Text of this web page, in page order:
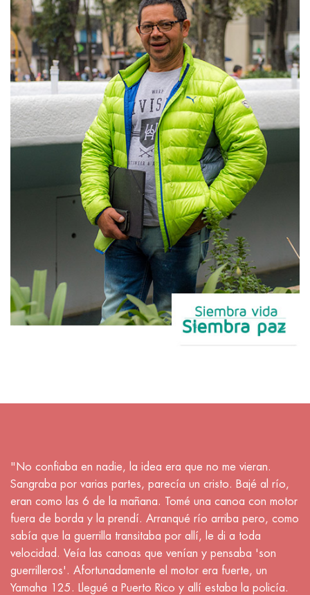
"No confiaba en nadie, la idea era que no me vieran.
Sangraba por varias partes, parecía un cristo. Bajé al río,
eran como las 6 de la mañana. Tomé una canoa con motor
fuera de borda y la prendí. Arranqué río arriba pero, como
sabía que la guerrilla transitaba por allí, le di a toda
velocidad. Veía las canoas que venían y pensaba 'son
guerrilleros'. Afortunadamente el motor era fuerte, un
Yamaha 125. Llegué a Puerto Rico y allí estaba la policía.